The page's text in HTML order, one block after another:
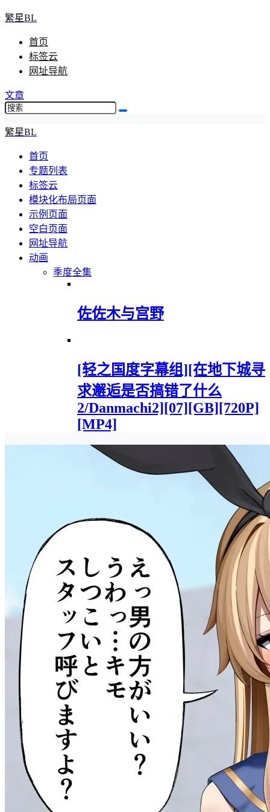
繁星BL
首页
标签云
网址导航
文章
繁星BL
首页
专题列表
标签云
模块化布局页面
示例页面
空白页面
网址导航
动画
季度全集
佐佐木与宫野
[轻之国度字幕组][在地下城寻
求邂逅是否搞错了什么
2/Danmachi2][07][GB][720P]
[MP4]